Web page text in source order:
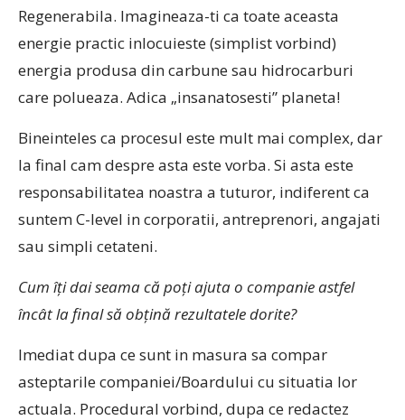
Regenerabila. Imagineaza-ti ca toate aceasta
energie practic inlocuieste (simplist vorbind)
energia produsa din carbune sau hidrocarburi
care polueaza. Adica „insanatosesti” planeta!
Bineinteles ca procesul este mult mai complex, dar
la final cam despre asta este vorba. Si asta este
responsabilitatea noastra a tuturor, indiferent ca
suntem C-level in corporatii, antreprenori, angajati
sau simpli cetateni.
Cum îți dai seama că poți ajuta o companie astfel
încât la final să obțină rezultatele dorite?
Imediat dupa ce sunt in masura sa compar
asteptarile companiei/Boardului cu situatia lor
actuala. Procedural vorbind, dupa ce redactez